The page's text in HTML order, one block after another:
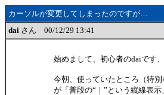
カーソルが変更してしまったのですが…
dai さん 00/12/29 13:41
始めまして、初心者のdaiです
今朝、使っていたところ（特
が「普段の“｜”という縦線表